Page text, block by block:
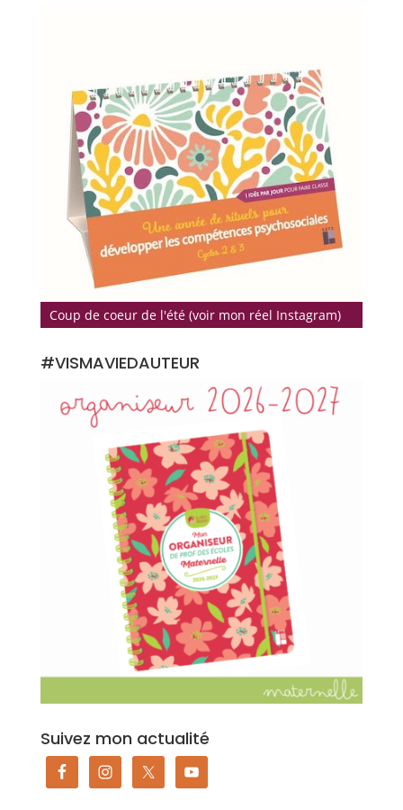
Coup de coeur de l'été (voir mon réel Instagram)
#VISMAVIEDAUTEUR
Suivez mon actualité